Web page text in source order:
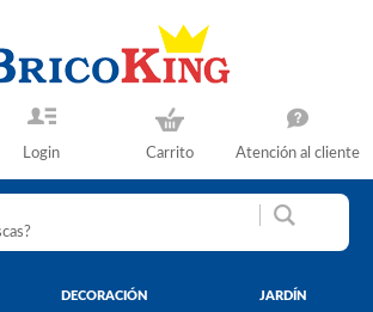
Login Carrito Atención al cliente
DECORACIÓN JARDÍN